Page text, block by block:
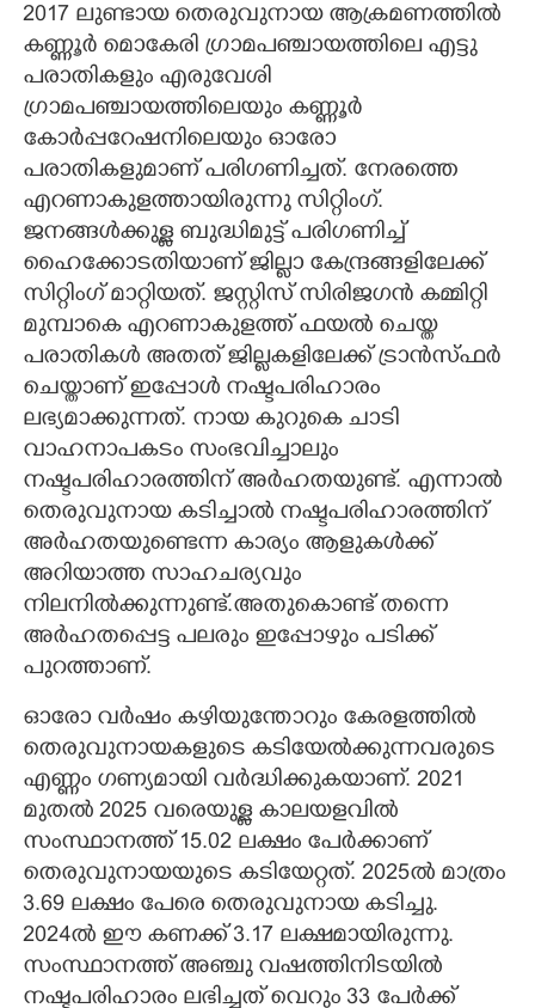
2017 ലുണ്ടായ തെരുവുനായ ആക്രമണത്തിൽ
കണ്ണൂർ മൊകേരി ഗ്രാമപഞ്ചായത്തിലെ എട്ടു
പരാതികളും എരുവേശി
ഗ്രാമപഞ്ചായത്തിലെയും കണ്ണൂർ
കോർപ്പറേഷനിലെയും ഓരോ
പരാതികളുമാണ് പരിഗണിച്ചത്. നേരത്തെ
എറണാകുളത്തായിരുന്നു സിറ്റിംഗ്.
ജനങ്ങൾക്കുള്ള ബുദ്ധിമുട്ട് പരിഗണിച്ച്
ഹൈക്കോടതിയാണ് ജില്ലാ കേന്ദ്രങ്ങളിലേക്ക്
സിറ്റിംഗ് മാറ്റിയത്. ജസ്റ്റിസ് സിരിജഗൻ കമ്മിറ്റി
മുമ്പാകെ എറണാകുളത്ത് ഫയൽ ചെയ്ത
പരാതികൾ അതത് ജില്ലകളിലേക്ക് ട്രാൻസ്ഫർ
ചെയ്താണ് ഇപ്പോൾ നഷ്ടപരിഹാരം
ലഭ്യമാക്കുന്നത്. നായ കുറുകെ ചാടി
വാഹനാപകടം സംഭവിച്ചാലും
നഷ്ടപരിഹാരത്തിന് അർഹതയുണ്ട്. എന്നാൽ
തെരുവുനായ കടിച്ചാൽ നഷ്ടപരിഹാരത്തിന്
അർഹതയുണ്ടെന്ന കാര്യം ആളുകൾക്ക്
അറിയാത്ത സാഹചര്യവും
നിലനിൽക്കുന്നുണ്ട്.അതുകൊണ്ട് തന്നെ
അർഹതപ്പെട്ട പലരും ഇപ്പോഴും പടിക്ക്
പുറത്താണ്.
ഓരോ വർഷം കഴിയുന്തോറും കേരളത്തിൽ
തെരുവുനായകളുടെ കടിയേൽക്കുന്നവരുടെ
എണ്ണം ഗണ്യമായി വർദ്ധിക്കുകയാണ്. 2021
മുതൽ 2025 വരെയുള്ള കാലയളവിൽ
സംസ്ഥാനത്ത് 15.02 ലക്ഷം പേർക്കാണ്
തെരുവുനായയുടെ കടിയേറ്റത്. 2025ൽ മാത്രം
3.69 ലക്ഷം പേരെ തെരുവുനായ കടിച്ചു.
2024ൽ ഈ കണക്ക് 3.17 ലക്ഷമായിരുന്നു.
സംസ്ഥാനത്ത് അഞ്ചു വഷത്തിനിടയിൽ
നഷ്ടപരിഹാരം ലഭിച്ചത് വെറും 33 പേർക്ക്